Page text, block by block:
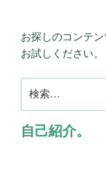
お探しのコンテ
お試しください。
索:
自己紹介。